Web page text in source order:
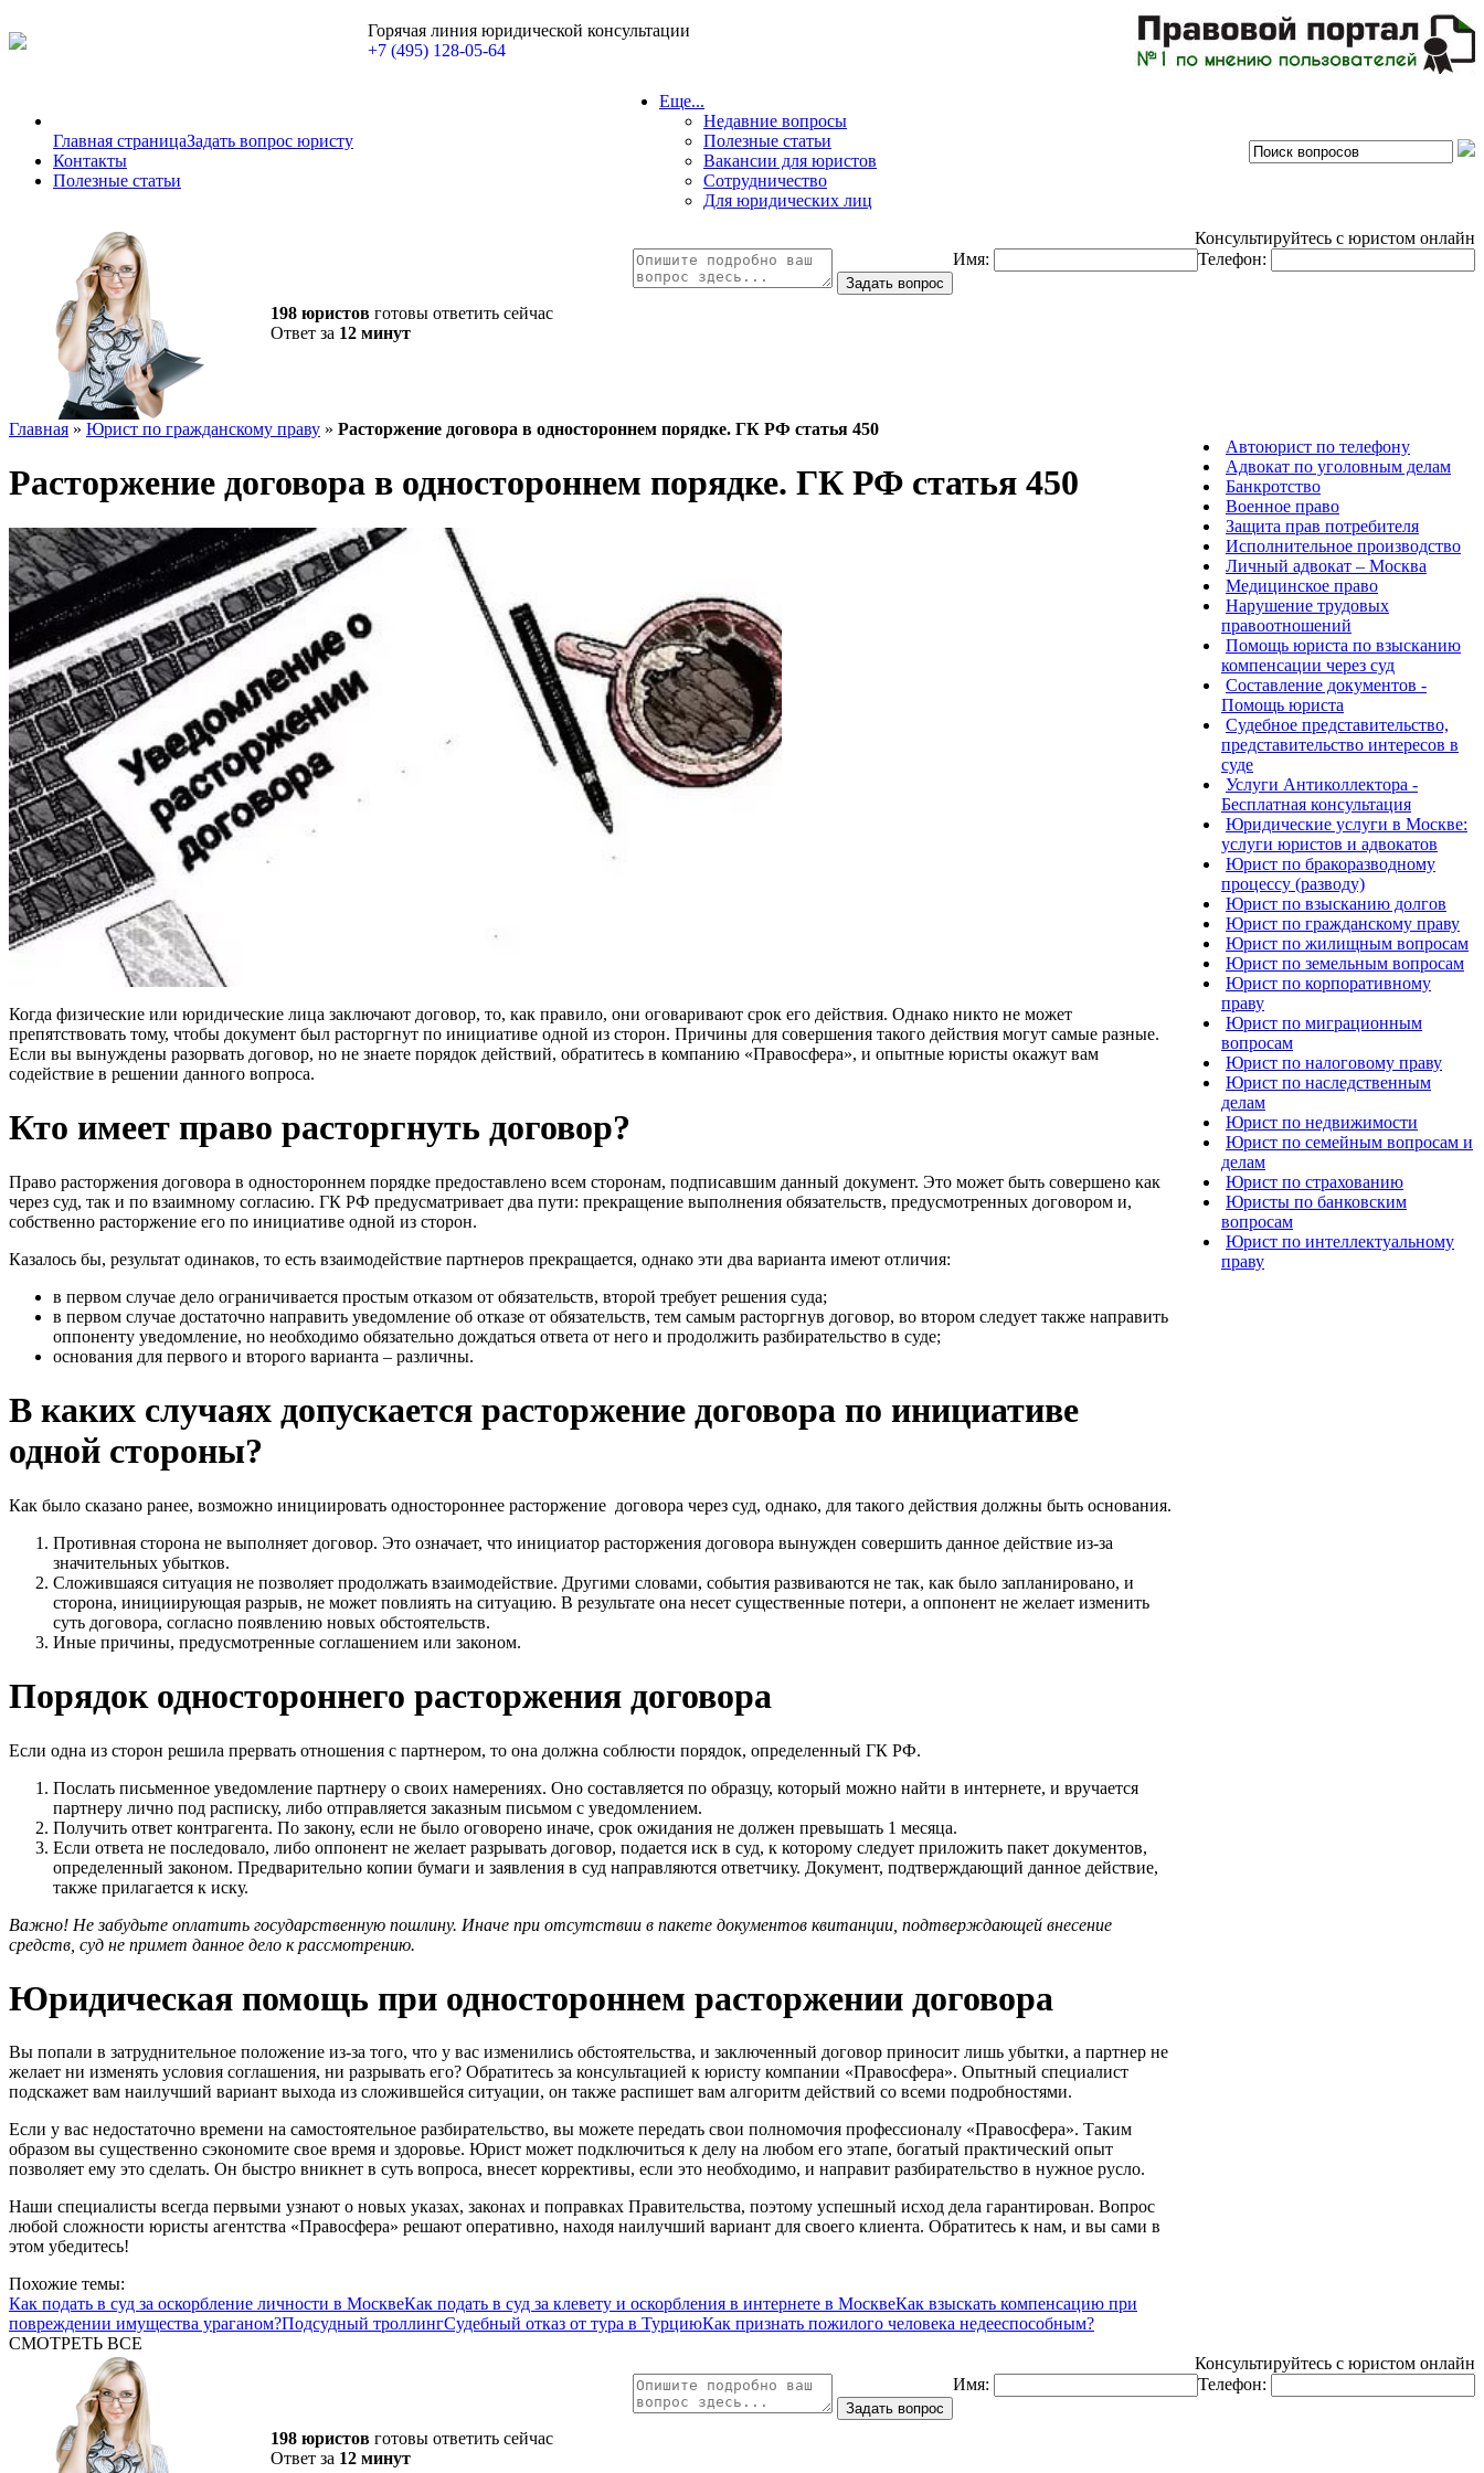
Горячая линия юридической консультации
+7 (495) 128-05-64
Главная страницаЗадать вопрос юристу
Контакты
Полезные статьи
Еще...
Недавние вопросы
Полезные статьи
Вакансии для юристов
Сотрудничество
Для юридических лиц
198 юристов готовы ответить сейчас
Ответ за 12 минут
Консультируйтесь с юристом онлайн
Имя:
Телефон:
Главная » Юрист по гражданскому праву » Расторжение договора в одностороннем порядке. ГК РФ статья 450
Расторжение договора в одностороннем порядке. ГК РФ статья 450
Когда физические или юридические лица заключают договор, то, как правило, они оговаривают срок его действия. Однако никто не может
препятствовать тому, чтобы документ был расторгнут по инициативе одной из сторон. Причины для совершения такого действия могут самые разные.
Если вы вынуждены разорвать договор, но не знаете порядок действий, обратитесь в компанию «Правосфера», и опытные юристы окажут вам
содействие в решении данного вопроса.
Кто имеет право расторгнуть договор?
Право расторжения договора в одностороннем порядке предоставлено всем сторонам, подписавшим данный документ. Это может быть совершено как
через суд, так и по взаимному согласию. ГК РФ предусматривает два пути: прекращение выполнения обязательств, предусмотренных договором и,
собственно расторжение его по инициативе одной из сторон.
Казалось бы, результат одинаков, то есть взаимодействие партнеров прекращается, однако эти два варианта имеют отличия:
в первом случае дело ограничивается простым отказом от обязательств, второй требует решения суда;
в первом случае достаточно направить уведомление об отказе от обязательств, тем самым расторгнув договор, во втором следует также направить
оппоненту уведомление, но необходимо обязательно дождаться ответа от него и продолжить разбирательство в суде;
основания для первого и второго варианта – различны.
В каких случаях допускается расторжение договора по инициативе
одной стороны?
Как было сказано ранее, возможно инициировать одностороннее расторжение договора через суд, однако, для такого действия должны быть основания.
Противная сторона не выполняет договор. Это означает, что инициатор расторжения договора вынужден совершить данное действие из-за
значительных убытков.
Сложившаяся ситуация не позволяет продолжать взаимодействие. Другими словами, события развиваются не так, как было запланировано, и
сторона, инициирующая разрыв, не может повлиять на ситуацию. В результате она несет существенные потери, а оппонент не желает изменить
суть договора, согласно появлению новых обстоятельств.
Иные причины, предусмотренные соглашением или законом.
Порядок одностороннего расторжения договора
Если одна из сторон решила прервать отношения с партнером, то она должна соблюсти порядок, определенный ГК РФ.
Послать письменное уведомление партнеру о своих намерениях. Оно составляется по образцу, который можно найти в интернете, и вручается
партнеру лично под расписку, либо отправляется заказным письмом с уведомлением.
Получить ответ контрагента. По закону, если не было оговорено иначе, срок ожидания не должен превышать 1 месяца.
Если ответа не последовало, либо оппонент не желает разрывать договор, подается иск в суд, к которому следует приложить пакет документов,
определенный законом. Предварительно копии бумаги и заявления в суд направляются ответчику. Документ, подтверждающий данное действие,
также прилагается к иску.
Важно! Не забудьте оплатить государственную пошлину. Иначе при отсутствии в пакете документов квитанции, подтверждающей внесение
средств, суд не примет данное дело к рассмотрению.
Юридическая помощь при одностороннем расторжении договора
Вы попали в затруднительное положение из-за того, что у вас изменились обстоятельства, и заключенный договор приносит лишь убытки, а партнер не
желает ни изменять условия соглашения, ни разрывать его? Обратитесь за консультацией к юристу компании «Правосфера». Опытный специалист
подскажет вам наилучший вариант выхода из сложившейся ситуации, он также распишет вам алгоритм действий со всеми подробностями.
Если у вас недостаточно времени на самостоятельное разбирательство, вы можете передать свои полномочия профессионалу «Правосфера». Таким
образом вы существенно сэкономите свое время и здоровье. Юрист может подключиться к делу на любом его этапе, богатый практический опыт
позволяет ему это сделать. Он быстро вникнет в суть вопроса, внесет коррективы, если это необходимо, и направит разбирательство в нужное русло.
Наши специалисты всегда первыми узнают о новых указах, законах и поправках Правительства, поэтому успешный исход дела гарантирован. Вопрос
любой сложности юристы агентства «Правосфера» решают оперативно, находя наилучший вариант для своего клиента. Обратитесь к нам, и вы сами в
этом убедитесь!
Похожие темы:
Как подать в суд за оскорбление личности в МосквеКак подать в суд за клевету и оскорбления в интернете в МосквеКак взыскать компенсацию при
повреждении имущества ураганом?Подсудный троллингСудебный отказ от тура в ТурциюКак признать пожилого человека недееспособным?
СМОТРЕТЬ ВСЕ
Автоюрист по телефону
Адвокат по уголовным делам
Банкротство
Военное право
Защита прав потребителя
Исполнительное производство
Личный адвокат – Москва
Медицинское право
Нарушение трудовых
правоотношений
Помощь юриста по взысканию
компенсации через суд
Составление документов -
Помощь юриста
Судебное представительство,
представительство интересов в
суде
Услуги Антиколлектора -
Бесплатная консультация
Юридические услуги в Москве:
услуги юристов и адвокатов
Юрист по бракоразводному
процессу (разводу)
Юрист по взысканию долгов
Юрист по гражданскому праву
Юрист по жилищным вопросам
Юрист по земельным вопросам
Юрист по корпоративному
праву
Юрист по миграционным
вопросам
Юрист по налоговому праву
Юрист по наследственным
делам
Юрист по недвижимости
Юрист по семейным вопросам и
делам
Юрист по страхованию
Юристы по банковским
вопросам
Юрист по интеллектуальному
праву
198 юристов готовы ответить сейчас
Ответ за 12 минут
Консультируйтесь с юристом онлайн
Имя:
Телефон: